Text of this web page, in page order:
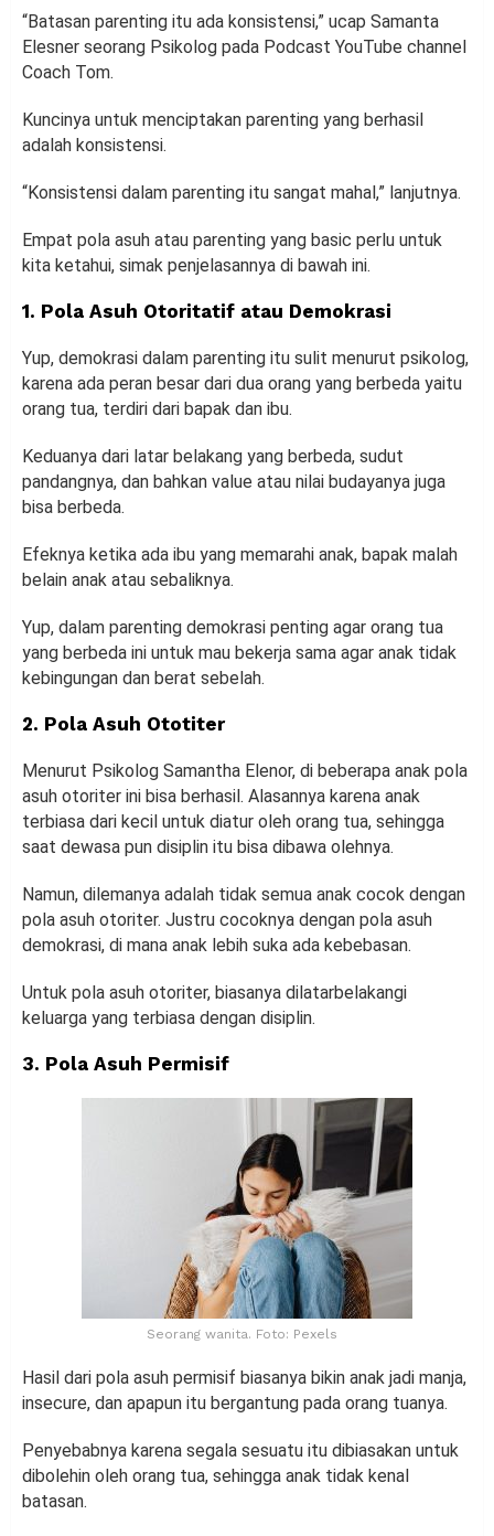
“Batasan parenting itu ada konsistensi,” ucap Samanta
Elesner seorang Psikolog pada Podcast YouTube channel
Coach Tom.
Kuncinya untuk menciptakan parenting yang berhasil
adalah konsistensi.
“Konsistensi dalam parenting itu sangat mahal,” lanjutnya.
Empat pola asuh atau parenting yang basic perlu untuk
kita ketahui, simak penjelasannya di bawah ini.
1. Pola Asuh Otoritatif atau Demokrasi
Yup, demokrasi dalam parenting itu sulit menurut psikolog,
karena ada peran besar dari dua orang yang berbeda yaitu
orang tua, terdiri dari bapak dan ibu.
Keduanya dari latar belakang yang berbeda, sudut
pandangnya, dan bahkan value atau nilai budayanya juga
bisa berbeda.
Efeknya ketika ada ibu yang memarahi anak, bapak malah
belain anak atau sebaliknya.
Yup, dalam parenting demokrasi penting agar orang tua
yang berbeda ini untuk mau bekerja sama agar anak tidak
kebingungan dan berat sebelah.
2. Pola Asuh Ototiter
Menurut Psikolog Samantha Elenor, di beberapa anak pola
asuh otoriter ini bisa berhasil. Alasannya karena anak
terbiasa dari kecil untuk diatur oleh orang tua, sehingga
saat dewasa pun disiplin itu bisa dibawa olehnya.
Namun, dilemanya adalah tidak semua anak cocok dengan
pola asuh otoriter. Justru cocoknya dengan pola asuh
demokrasi, di mana anak lebih suka ada kebebasan.
Untuk pola asuh otoriter, biasanya dilatarbelakangi
keluarga yang terbiasa dengan disiplin.
3. Pola Asuh Permisif
Seorang wanita. Foto: Pexels
Hasil dari pola asuh permisif biasanya bikin anak jadi manja,
insecure, dan apapun itu bergantung pada orang tuanya.
Penyebabnya karena segala sesuatu itu dibiasakan untuk
dibolehin oleh orang tua, sehingga anak tidak kenal
batasan.